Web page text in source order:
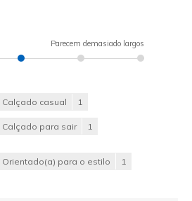
Parecem demasiado largos
Calçado casual 1
Calçado para sair 1
Orientado(a) para o estilo 1